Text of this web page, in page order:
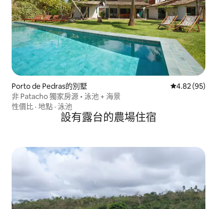
Porto de Pedras的別墅 從 95 則評價
4.82 (95)
非 Patacho 獨家房源 • 泳池 + 海景
性價比 · 地點 · 泳池
設有露台的農場住宿